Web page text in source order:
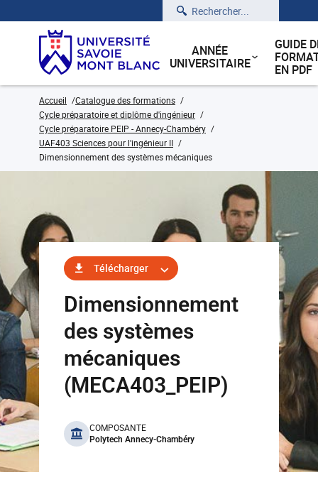
Rechercher
ANNÉE
UNIVERSITAIRE
GUIDE
EN PDF
Accueil
Catalogue des formations
Cycle préparatoire et diplôme d'ingénieur
Cycle préparatoire PEIP - Annecy-Chambéry
UAF403 Sciences pour l'ingénieur II
Dimensionnement des systèmes mécaniques
Télécharger
Dimensionnement
des systèmes
mécaniques
(MECA403_PEIP)
benefits
COMPOSANTE
Polytech Annecy-Chambéry